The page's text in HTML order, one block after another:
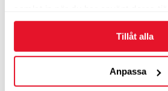
Tillåt alla
Anpassa